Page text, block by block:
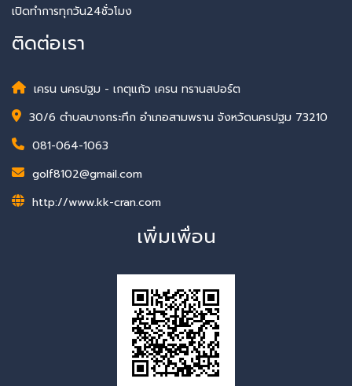
เปิดทำการทุกวัน24ชั่วโมง
ติดต่อเรา
เครน นครปฐม - เกตุแก้ว เครน ทรานสปอร์ต
30/6 ตำบลบางกระทึก อำเภอสามพราน จังหวัดนครปฐม 73210
081-064-1063
golf8102@gmail.com
http://www.kk-cran.com
เพิ่มเพื่อน